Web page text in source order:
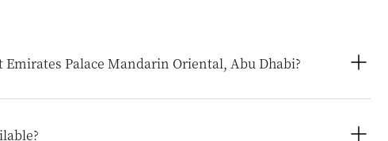
Palace Mandarin Oriental, Abu Dhabi?
and Royal Suites, each thoughtfully designed to create a